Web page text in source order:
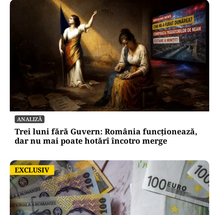
ANALIZĂ
Trei luni fără Guvern: România funcționează,
dar nu mai poate hotărî încotro merge
EXCLUSIV
EXCLUSIV